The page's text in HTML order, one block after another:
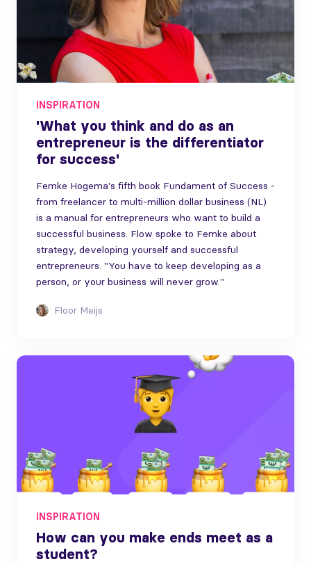
INSPIRATION
'What you think and do as an
entrepreneur is the differentiator
for success'
Femke Hogema's fifth book Fundament of Success -
from freelancer to multi-million dollar business (NL)
is a manual for entrepreneurs who want to build a
successful business. Flow spoke to Femke about
strategy, developing yourself and successful
entrepreneurs. "You have to keep developing as a
person, or your business will never grow."
Floor Meijs
INSPIRATION
How can you make ends meet as a
student?